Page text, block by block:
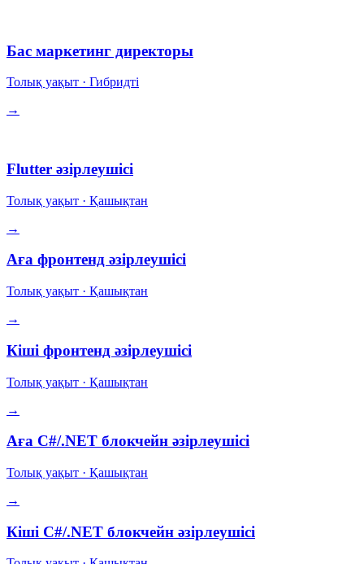
Бас маркетинг директоры
Толық уақыт · Гибридті
→
Flutter әзірлеушісі
Толық уақыт · Қашықтан
→
Аға фронтенд әзірлеушісі
Толық уақыт · Қашықтан
→
Кіші фронтенд әзірлеушісі
Толық уақыт · Қашықтан
→
Аға C#/.NET блокчейн әзірлеушісі
Толық уақыт · Қашықтан
→
Кіші C#/.NET блокчейн әзірлеушісі